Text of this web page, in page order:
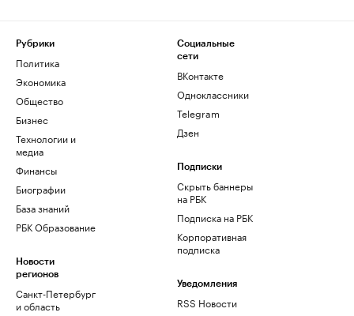
Рубрики
Политика
Экономика
Общество
Бизнес
Технологии и
медиа
Финансы
Биографии
База знаний
РБК Образование
Новости
регионов
Санкт-Петербург
и область
Социальные
сети
ВКонтакте
Одноклассники
Telegram
Дзен
Подписки
Скрыть баннеры
на РБК
Подписка на РБК
Корпоративная
подписка
Уведомления
RSS Новости